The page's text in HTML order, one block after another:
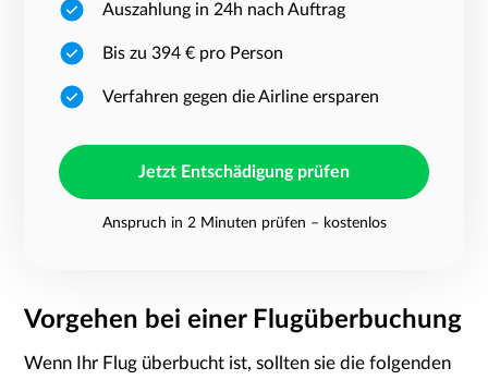
Auszahlung in 24h nach Auftrag
Bis zu 394 € pro Person
Verfahren gegen die Airline ersparen
Jetzt Entschädigung prüfen
Anspruch in 2 Minuten prüfen – kostenlos
Vorgehen bei einer Flugüberbuchung
Wenn Ihr Flug überbucht ist, sollten sie die folgenden